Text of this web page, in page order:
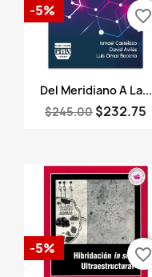
Vista rápida
Del Meridiano A La...
$245.00 $232.75
-5% favorite_border
-5% favorite_border